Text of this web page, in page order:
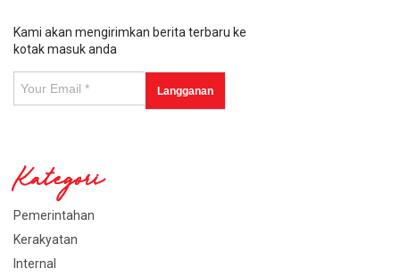
Kami akan mengirimkan berita terbaru ke
kotak masuk anda
Kategori
Pemerintahan
Kerakyatan
Internal